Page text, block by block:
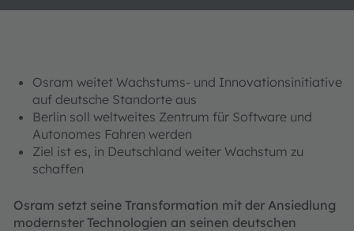
Osram weitet Wachstums- und Innovationsinitiative
auf deutsche Standorte aus
Berlin soll weltweites Zentrum für Software und
Autonomes Fahren werden
Ziel ist es, in Deutschland weiter Wachstum zu
schaffen
Osram setzt seine Transformation mit der Ansiedlung
modernster Technologien an seinen deutschen